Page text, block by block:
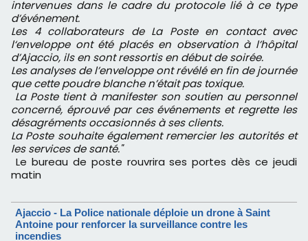
intervenues dans le cadre du protocole lié à ce type
d’événement.
Les 4 collaborateurs de La Poste en contact avec
l‘enveloppe ont été placés en observation à l’hôpital
d’Ajaccio, ils en sont ressortis en début de soirée.
Les analyses de l’enveloppe ont révélé en fin de journée
que cette poudre blanche n’était pas toxique.
La Poste tient à manifester son soutien au personnel
concerné, éprouvé par ces événements et regrette les
désagréments occasionnés à ses clients.
La Poste souhaite également remercier les autorités et
les services de santé."
Le bureau de poste rouvrira ses portes dès ce jeudi
matin
Ajaccio - La Police nationale déploie un drone à Saint
Antoine pour renforcer la surveillance contre les
incendies